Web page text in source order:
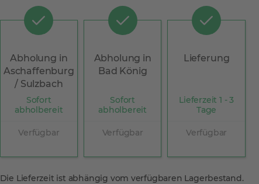
Abholung in
Aschaffenburg
/ Sulzbach
Sofort
abholbereit
Verfügbar
Abholung in
Bad König
Sofort
abholbereit
Verfügbar
Lieferung
Lieferzeit 1 - 3
Tage
Verfügbar
Die Lieferzeit ist abhängig vom verfügbaren Lagerbestand.